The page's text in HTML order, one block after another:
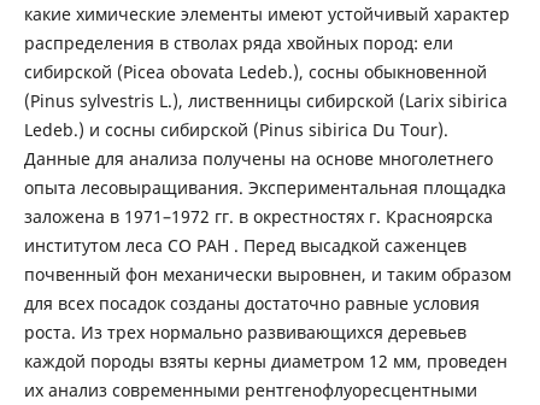
какие химические элементы имеют устойчивый характер
распределения в стволах ряда хвойных пород: ели
сибирской (Picea obovata Ledeb.), сосны обыкновенной
(Pinus sylvestris L.), лиственницы сибирской (Larix sibirica
Ledeb.) и сосны сибирской (Pinus sibirica Du Tour).
Данные для анализа получены на основе многолетнего
опыта лесовыращивания. Экспериментальная площадка
заложена в 1971–1972 гг. в окрестностях г. Красноярска
институтом леса СО РАН . Перед высадкой саженцев
почвенный фон механически выровнен, и таким образом
для всех посадок созданы достаточно равные условия
роста. Из трех нормально развивающихся деревьев
каждой породы взяты керны диаметром 12 мм, проведен
их анализ современными рентгенофлуоресцентными